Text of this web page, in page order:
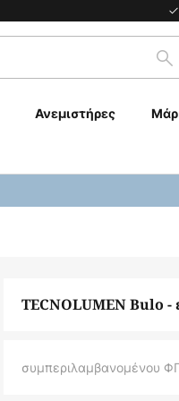
Ανεμιστήρες
TECNOLUMEN Bulo -
συμπεριλαμβανομένου